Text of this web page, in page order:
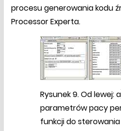
procesu generowania kodu
Processor Experta.
Rysunek 9. Od lewej:
parametrów pacy
funkcji do